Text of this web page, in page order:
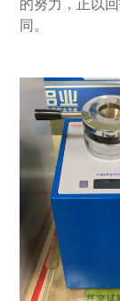
的努力，正以
同。